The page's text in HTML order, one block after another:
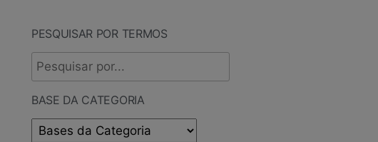
PESQUISAR POR TERMOS
BASE DA CATEGORIA